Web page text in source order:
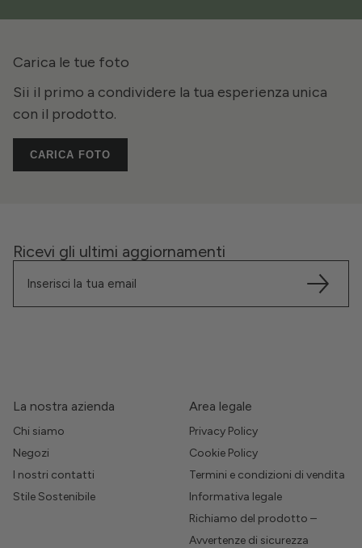
Carica le tue foto
Sii il primo a condividere la tua esperienza unica
con il prodotto.
CARICA FOTO
Ricevi gli ultimi aggiornamenti
La nostra azienda
Chi siamo
Negozi
I nostri contatti
Stile Sostenibile
Area legale
Privacy Policy
Cookie Policy
Termini e condizioni di vendita
Informativa legale
Richiamo del prodotto –
Avvertenze di sicurezza